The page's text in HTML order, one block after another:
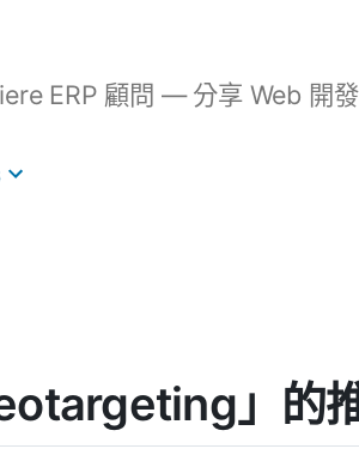
ERP 顧問 — 分享 Web 開
」的